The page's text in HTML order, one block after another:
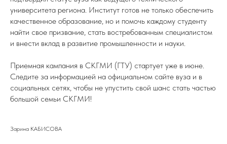
университета региона. Институт готов не только обеспечить
качественное образование, но и помочь каждому студенту
найти свое призвание, стать востребованным специалистом
и внести вклад в развитие промышленности и науки.
Приемная кампания в СКГМИ (ГТУ) стартует уже в июне.
Следите за информацией на официальном сайте вуза и в
социальных сетях, чтобы не упустить свой шанс стать частью
большой семьи СКГМИ!
Зарина КАБИСОВА